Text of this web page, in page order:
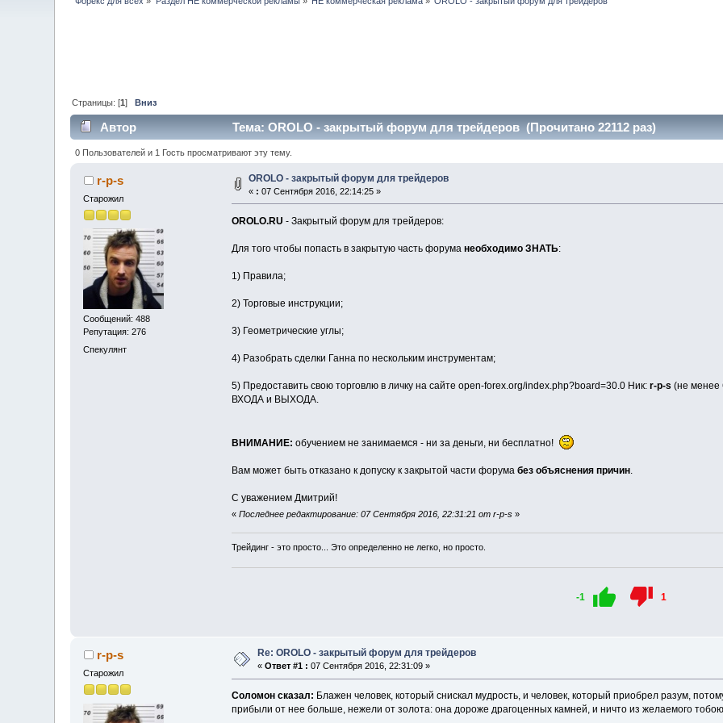
Страницы: [1]Вниз
Автор Тема: OROLO - закрытый форум для трейдеров (Прочитано 22112 раз)
0 Пользователей и 1 Гость просматривают эту тему.
r-p-s
Старожил
Сообщений: 488
Репутация: 276
Спекулянт
OROLO - закрытый форум для трейдеров
« : 07 Сентября 2016, 22:14:25 »
OROLO.RU - Закрытый форум для трейдеров:
Для того чтобы попасть в закрытую часть форума необходимо ЗНАТЬ:
1) Правила;
2) Торговые инструкции;
3) Геометрические углы;
4) Разобрать сделки Ганна по нескольким инструментам;
5) Предоставить свою торговлю в личку на сайте open-forex.org/index.php?board=30.0 Ник: r-p-s (не менее
ВХОДА и ВЫХОДА.
ВНИМАНИЕ: обучением не занимаемся - ни за деньги, ни бесплатно!
Вам может быть отказано к допуску к закрытой части форума без объяснения причин.
С уважением Дмитрий!
« Последнее редактирование: 07 Сентября 2016, 22:31:21 от r-p-s»
Трейдинг - это просто... Это определенно не легко, но просто.
-1 1
r-p-s
Старожил
Re: OROLO - закрытый форум для трейдеров
«Ответ #1 : 07 Сентября 2016, 22:31:09 »
Соломон сказал: Блажен человек, который снискал мудрость, и человек, который приобрел разум,
прибыли от нее больше, нежели от золота: она дороже драгоценных камней, и ничто из желаемого